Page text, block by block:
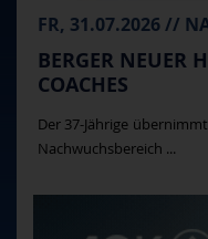
FR, 31.07.2026 //
BERGER NEUER
COACHES
Der 37-Jährige
Nachwuchsbereich ...